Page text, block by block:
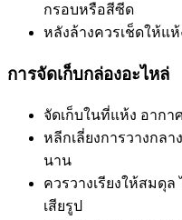
กรอบหรือสีซีด
หลังล้างควรเช็ดให้แ
การจัดเก็บกล่องอะไหล่
จัดเก็บในที่แห้ง อากา
หลีกเลี่ยงการวางกล
นาน
ควรวางเรียงให้สมดุ
เสียรูป